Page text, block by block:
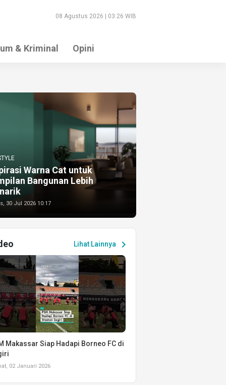
08 Agustus 2026 | 03:26 WIB
& Kriminal Opini
Warna Cat untuk
Bangunan Lebih
30 Jul 2026 10:17
Lihat Lainnya chevron_right
Makassar Siap Hadapi Borneo FC di
02 Januari 2026